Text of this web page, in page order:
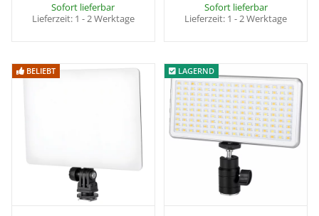
Sofort lieferbar
Lieferzeit: 1 - 2 Werktage
Sofort lieferbar
Lieferzeit: 1 - 2 Werktage
BELIEBT
BELIEBT LAGERND
LAGERND